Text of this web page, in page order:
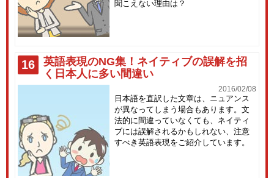
聞こえない理由は？
16
英語表現のNG集！ネイティブの誤解を招
く日本人に多い間違い
2016/02/08
日本語を直訳した文章は、ニュアンス
が異なってしまう場合もあります。文
法的に間違っていなくても、ネイティ
ブには誤解されるかもしれない、注意
すべき英語表現をご紹介しています。